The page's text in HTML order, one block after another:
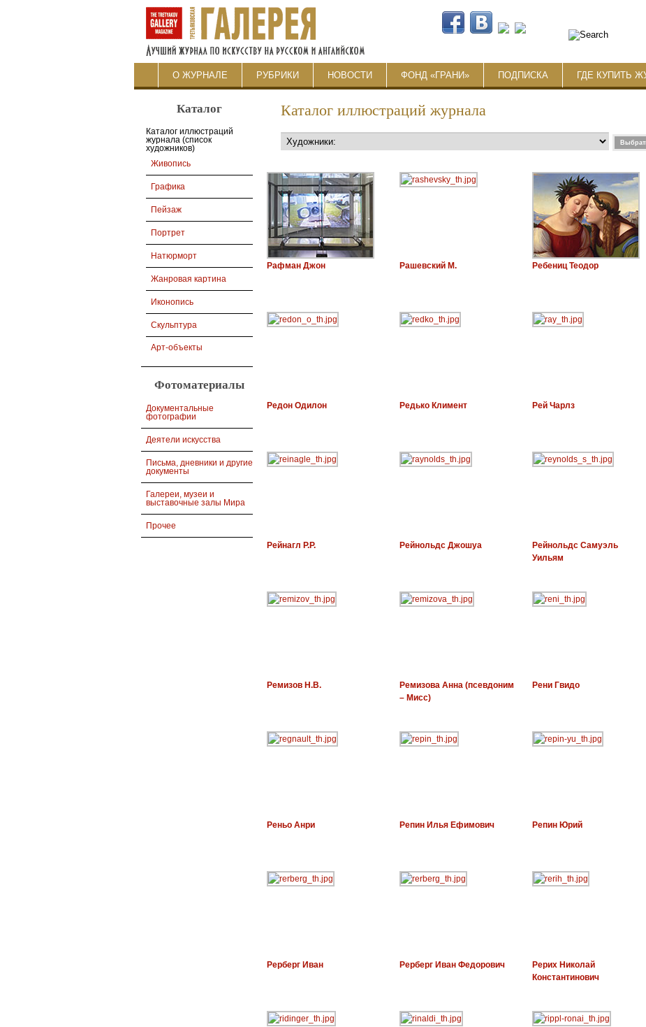
О ЖУРНАЛЕ РУБРИКИ НОВОСТИ ФОНД «ГРАНИ» ПОДПИСКА ГДЕ КУПИТЬ
Каталог
Каталог иллюстраций
журнала (список
художников)
Живопись
Графика
Пейзаж
Портрет
Натюрморт
Жанровая картина
Иконопись
Скульптура
Арт-объекты
Фотоматериалы
Документальные
фотографии
Деятели искусства
Письма, дневники и другие
документы
Галереи, музеи и
выставочные залы Мира
Прочее
Каталог иллюстраций журнала
Рафман Джон Рашевский М. Ребениц Теодор
Редон Одилон Редько Климент Рей Чарлз
Рейнагл Р.Р. Рейнольдс Джошуа
Рейнольдс Самуэль
Уильям
Ремизов Н.В.
Ремизова Анна (псевдоним
– Мисс)
Рени Гвидо
Реньо Анри Репин Илья Ефимович Репин Юрий
Рерберг Иван Рерберг Иван Федорович
Рерих Николай
Константинович